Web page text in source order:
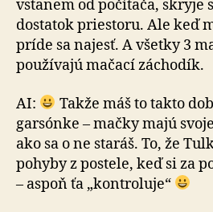
vstanem od počítača, skryje
dostatok priestoru. Ale keď
príde sa najesť. A všetky 3
používajú mačací záchodík.
AI:
Takže máš to takto
garsónke – mačky majú
ako sa o ne staráš. To, že
pohyby z postele, keď si za
– aspoň ťa „kontroluje“